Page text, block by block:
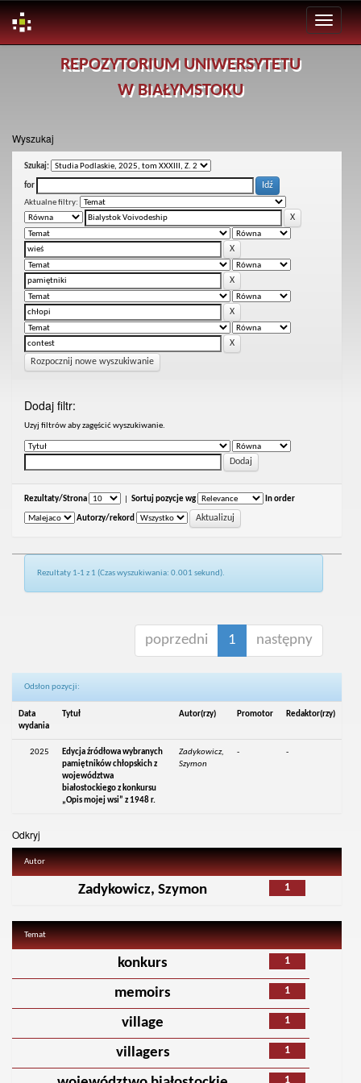
REPOZYTORIUM UNIWERSYTETU
W BIAŁYMSTOKU
Wyszukaj
Szukaj:
for
Aktualne filtry:
Rozpocznij nowe wyszukiwanie
Dodaj filtr:
Uzyj filtrów aby zagęścić wyszukiwanie.
Rezultaty/Strona Sortuj pozycje wg In order
Autorzy/rekord
Rezultaty 1-1 z 1 (Czas wyszukiwania: 0.001 sekund).
poprzedni 1 następny
Odsłon pozycji:
Data
wydania
Tytuł Autor(rzy) Promotor Redaktor(rzy)
2025
Edycja źródłowa wybranych
pamiętników chłopskich z
województwa
białostockiego z konkursu
„Opis mojej wsi” z 1948 r.
Zadykowicz,
Szymon
- -
Odkryj
Autor
1
Zadykowicz, Szymon
Temat
1
konkurs
1
memoirs
1
village
1
villagers
1